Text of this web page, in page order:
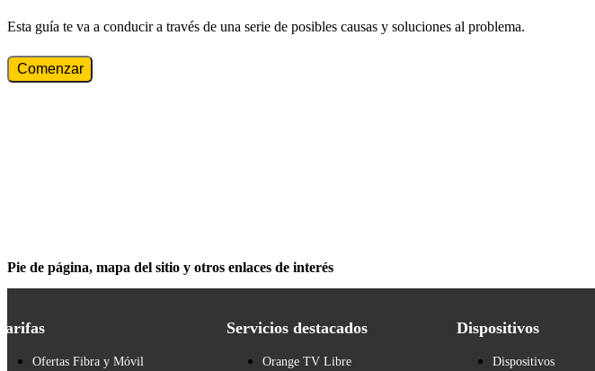
Esta guía te va a conducir a través de una serie de posibles causas y soluciones al problema.
Comenzar
Pie de página, mapa del sitio y otros enlaces de interés
Ofertas Fibra y Móvil
Servicios destacados
Orange TV Libre
Dispositivos
Dispositivos